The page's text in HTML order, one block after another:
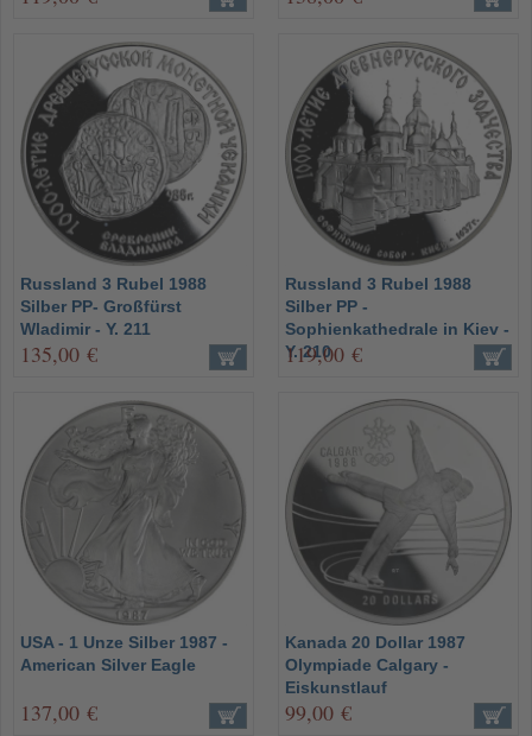
Russland 3 Rubel 1988
Silber PP- Großfürst
Wladimir - Y. 211
135,00 €
Russland 3 Rubel 1988
Silber PP -
Sophienkathedrale in Kiev -
Y. 210
119,00 €
USA - 1 Unze Silber 1987 -
American Silver Eagle
137,00 €
Kanada 20 Dollar 1987
Olympiade Calgary -
Eiskunstlauf
99,00 €